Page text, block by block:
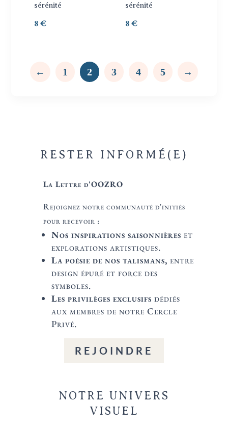
sérénité
8€
sérénité
8€
← 1 2 3 4 5 →
RESTER INFORMÉ(E)
La Lettre d'OOZRO
Rejoignez notre communauté d'initiés
pour recevoir :
Nos inspirations saisonnières et
explorations artistiques.
La poésie de nos talismans, entre
design épuré et force des
symboles.
Les privilèges exclusifs dédiés
aux membres de notre Cercle
Privé.
REJOINDRE
NOTRE UNIVERS
VISUEL